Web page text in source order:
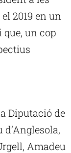
2019 en un
un cop
Diputació de
Amadeu